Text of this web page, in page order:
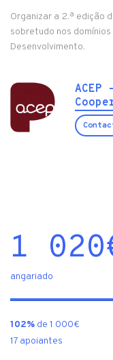
Organizar a 2.ª edição
sobretudo nos
Desenvolvimento.
1 020
angariado
102% de 1 000€
17 apoiantes